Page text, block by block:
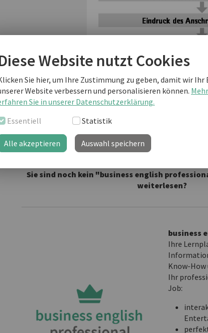
Website nutzt Cookies
Sie hier, um Ihre Zustimmung zu geben, damit wir
Website verbessern und personalisieren können.
Sie in unserer Datenschutzerklärung.
Essentiell
Statistik
Alle akzeptieren Auswahl speichern
Weiterlesen als business english
Sie sind noch kein "business english
weiterlesen?
business
Ihre
Know-
Ihr
Job: